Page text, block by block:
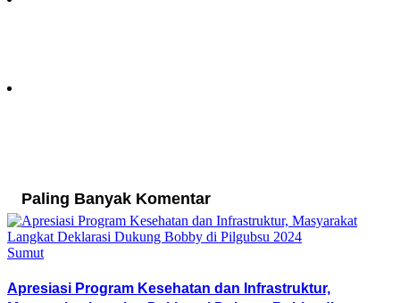
Paling Banyak Komentar
Sumut
Apresiasi Program Kesehatan dan Infrastruktur,